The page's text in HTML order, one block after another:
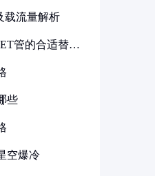
载流量解析
管的合适替代
些
空爆冷